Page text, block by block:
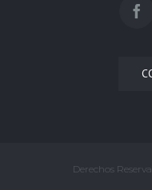
Derechos